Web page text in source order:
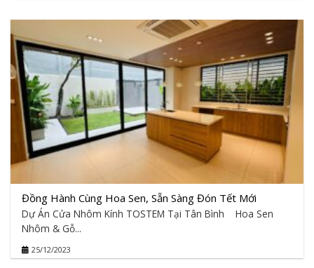
Đồng Hành Cùng Hoa Sen, Sẵn Sàng Đón Tết Mới
Dự Án Cửa Nhôm Kính TOSTEM Tại Tân Bình Hoa Sen
Nhôm & Gỗ...
25/12/2023